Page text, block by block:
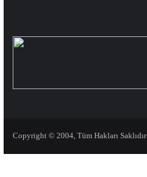
Copyright © 2004, Tüm Hakları Saklıdır